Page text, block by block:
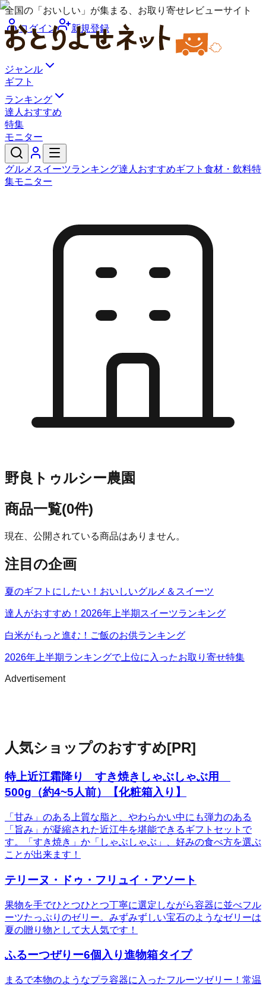
全国の「おいしい」が集まる、お取り寄せレビューサイト
ログイン
新規登録
ジャンル
ギフト
ランキング
達人おすすめ
特集
モニター
グルメ スイーツランキング達人おすすめギフト 食材・飲料特
集モニター
野良トゥルシー農園
商品一覧(0件)
現在、公開されている商品はありません。
注目の企画
夏のギフトにしたい！おいしいグルメ＆スイーツ
達人がおすすめ！2026年上半期スイーツランキング
白米がもっと進む！ご飯のお供ランキング
2026年上半期ランキングで上位に入ったお取り寄せ特集
Advertisement
人気ショップのおすすめ[PR]
特上近江霜降り すき焼きしゃぶしゃぶ用
500g（約4~5人前）【化粧箱入り】
「甘み」のある上質な脂と、やわらかい中にも弾力のある
「旨み」が凝縮された近江牛を堪能できるギフトセットで
す。「すき焼き」か「しゃぶしゃぶ」、好みの食べ方を選ぶ
ことが出来ます！
テリーヌ・ドゥ・フリュイ・アソート
果物を手でひとつひとつ丁寧に選定しながら容器に並べフル
ーツたっぷりのゼリー。みずみずしい宝石のようなゼリーは
夏の贈り物として大人気です！
ふるーつぜりー6個入り進物箱タイプ
まるで本物のようなプラ容器に入ったフルーツゼリー！常温